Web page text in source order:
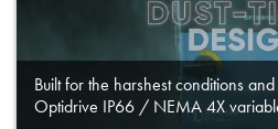
Built for the harshest conditions
Optidrive IP66 / NEMA 4X